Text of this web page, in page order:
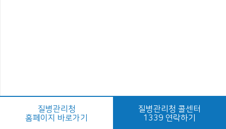
질병관리청
홈페이지 바로가기
질병관리청 콜센터
1339 연락하기